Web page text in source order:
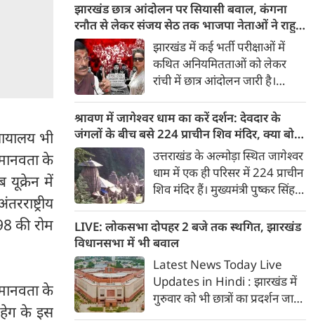
भी
के
यूक्रेन में
की रोम
के
हेग के इस
झारखंड छात्र आंदोलन पर सियासी बवाल, कंगना
रनौत से लेकर संजय सेठ तक भाजपा नेताओं ने राहुल
गांधी से पूछा सवालझारखंड में कई भर्ती परीक्षाओं में
कथित अनियमितताओं को लेकर
रांची में छात्र आंदोलन जारी है।
सख्‍त रूख अपनाया और विधानसभा
से संसद तक यह मामला उठाया।
कंगना रनौत से लेकर संजय सेठ तक
कई भाजपा नेताओं ने इस मामले में
राहुल गांधी पर निशाना साधा।
श्रावण में जागेश्वर धाम का करें दर्शन: देवदार के
जंगलों के बीच बसे 224 प्राचीन शिव मंदिर, क्या बोले
सीएम धामी?
उत्तराखंड के अल्मोड़ा स्थित जागेश्वर
धाम में एक ही परिसर में 224 प्राचीन
शिव मंदिर हैं। मुख्यमंत्री पुष्कर सिंह
जागेश्वर महादेव के दर्शन करने की
अपील की। जानिए इस पौराणिक
तीर्थ की महिमा और इतिहास।
LIVE: लोकसभा दोपहर 2 बजे तक स्थगित, झारखंड
विधानसभा में भी बवाल
Latest News Today Live
Updates in Hindi : झारखंड में
गुरुवार को भी छात्रों का प्रदर्शन जारी